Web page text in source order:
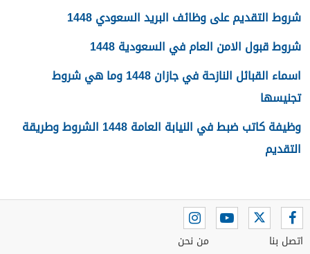
شروط التقديم على وظائف البريد السعودي 1448
شروط قبول الامن العام في السعودية 1448
اسماء القبائل النازحة في جازان 1448 وما هي شروط
تجنيسها
وظيفة كاتب ضبط في النيابة العامة 1448 الشروط وطريقة
التقديم
اتصل بنا
من نحن